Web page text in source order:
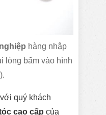
hàng nhập
lòng bấm vào hình
quý khách
cao cấp của